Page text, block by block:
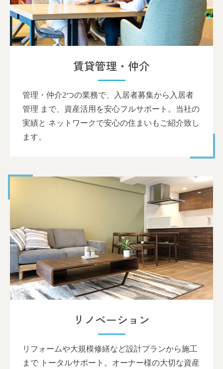
賃貸管理・仲介
管理・仲介2つの業務で、入居者募集から入居者
管理 まで、資産活用を安心フルサポート。当社の
実績と ネットワークで安心の住まいもご紹介致し
ます。
リノベーション
リフォームや大規模修繕など設計プランから施工
まで トータルサポート。オーナー様の大切な資産